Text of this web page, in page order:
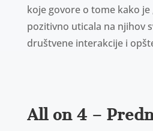
koje govore o tome kako je
pozitivno uticala na njihov
društvene interakcije i
All on 4 –